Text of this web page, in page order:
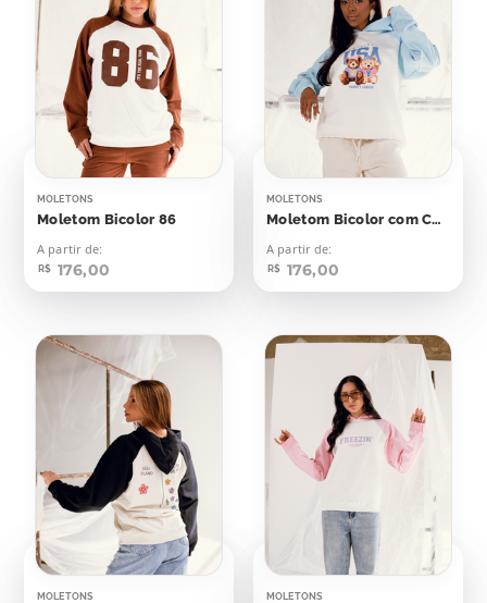
MOLETONS
Moletom Bicolor 86
A partir de:
R$ 176,00
MOLETONS
Moletom Bicolor com Capuz Original USA
A partir de:
R$ 176,00
MOLETONS MOLETONS